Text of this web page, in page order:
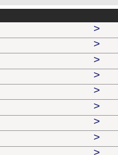
>
>
>
>
>
>
>
>
>